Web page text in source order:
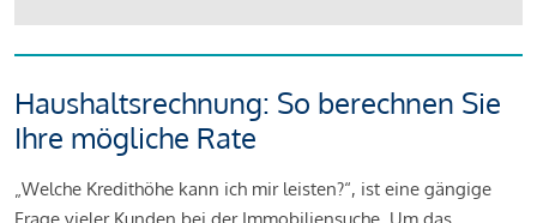
Haushaltsrechnung: So berechnen Sie
Ihre mögliche Rate
„Welche Kredithöhe kann ich mir leisten?“, ist eine gängige